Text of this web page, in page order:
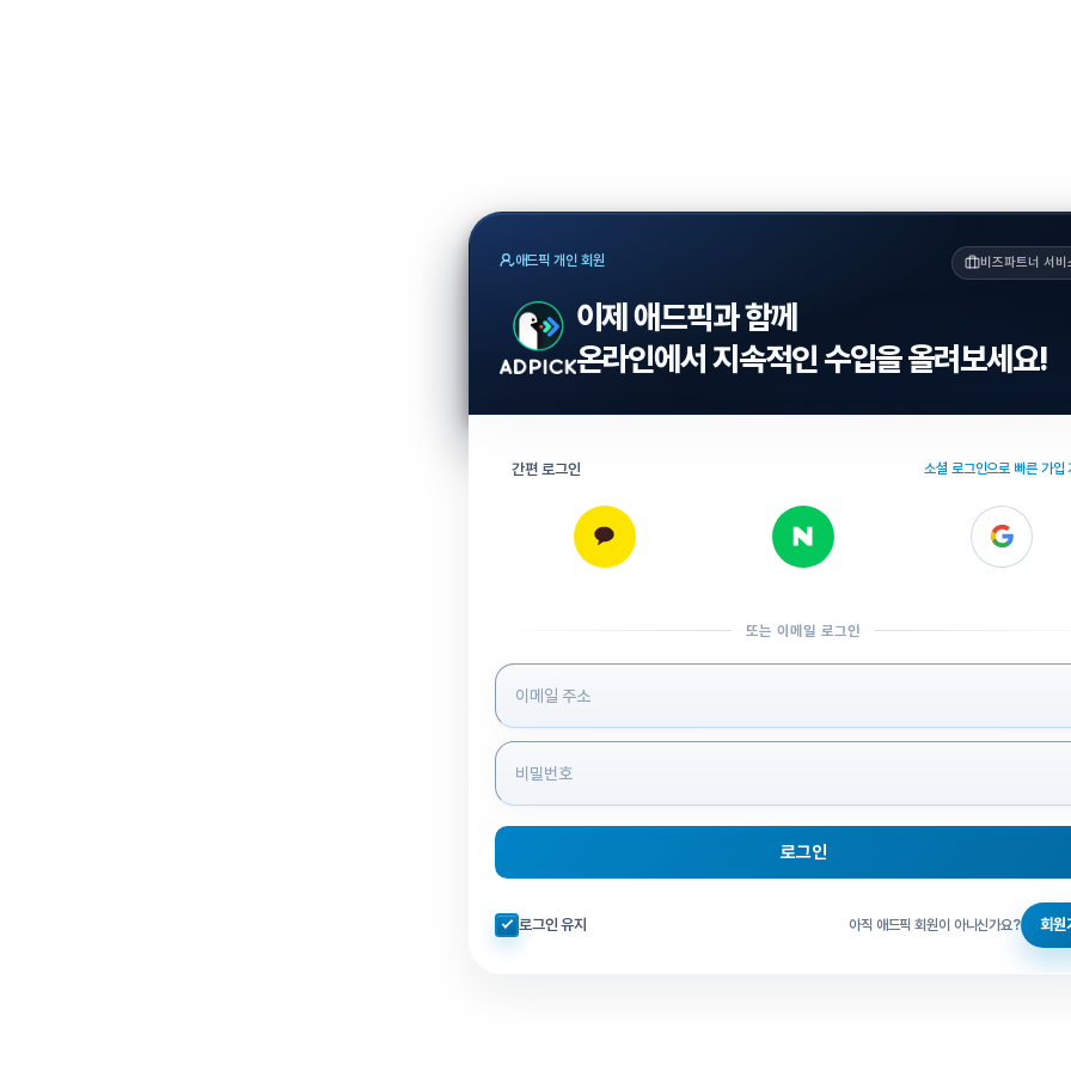
애드픽 개인 회원 비즈파트너 서비
이제 애드픽과 함께
온라인에서 지속적인 수입을 올려보세요!
간편 로그인 소셜 로그인으로 빠른 가입
또는 이메일 로그인
로그인 정보 입력
로그인
자동로그인 체크
로그인 유지 아직 애드픽 회원이 아니신가요? 회원